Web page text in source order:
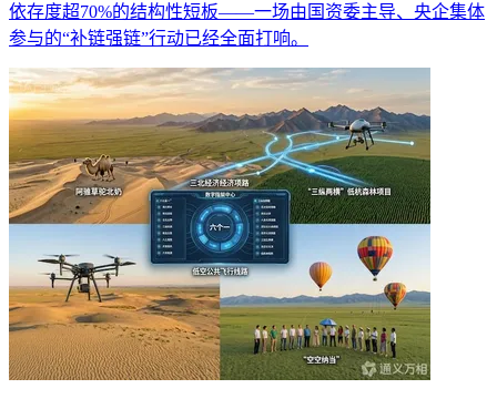
依存度超70%的结构性短板——一场由国资委主导、央企集体
参与的“补链强链”行动已经全面打响。